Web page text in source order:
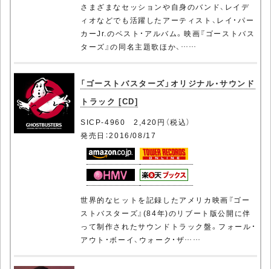
さまざまなセッションや自身のバンド、レイデ
ィオなどでも活躍したアーティスト、レイ・パー
カーJr.のベスト・アルバム。映画『ゴーストバス
ターズ』の同名主題歌ほか、……
「ゴーストバスターズ」オリジナル・サウンド
トラック [CD]
SICP-4960 2,420円（税込）
発売日：2016/08/17
世界的なヒットを記録したアメリカ映画『ゴー
ストバスターズ』(84年)のリブート版公開に伴
って制作されたサウンドトラック盤。フォール・
アウト・ボーイ、ウォーク・ザ……